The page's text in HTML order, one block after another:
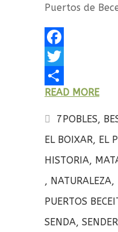
Puertos de
F
a
c
e
b
T
w
i
t
C
o
m
READ MORE
7POBLES,
EL BOIXAR, EL
HISTORIA,
, NATURALEZA,
PUERTOS
SENDA,